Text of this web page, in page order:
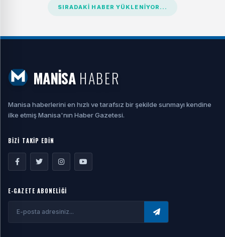
SIRADAKI HABER YÜKLENIYOR...
MANİSA HABER
Manisa haberlerini en hızlı ve tarafsız bir şekilde sunmayı kendine
ilke etmiş Manisa'nın Haber Gazetesi.
BİZİ TAKİP EDİN
E-GAZETE ABONELİĞİ